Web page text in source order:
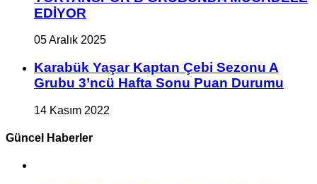
EDİYOR
05 Aralık 2025
Karabük Yaşar Kaptan Çebi Sezonu A
Grubu 3’ncü Hafta Sonu Puan Durumu
14 Kasım 2022
Güncel Haberler